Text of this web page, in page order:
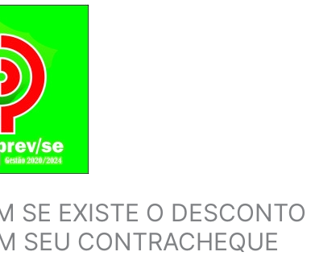
SE EXISTE O
SEU CONTRACHEQUE